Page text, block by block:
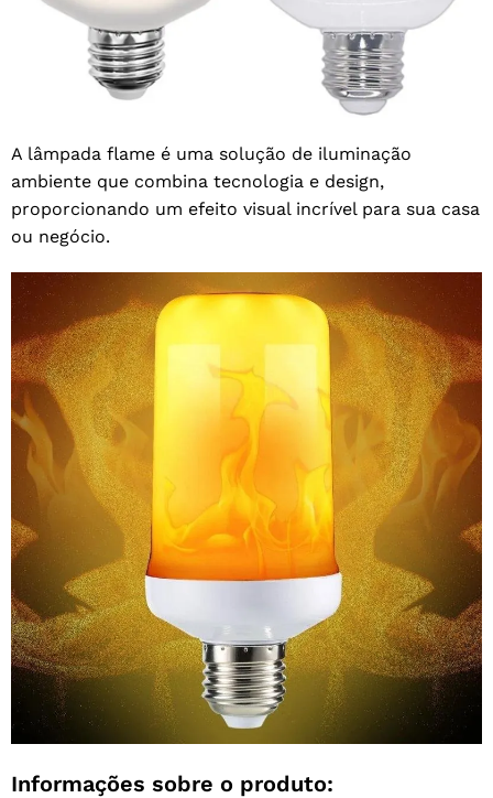
A lâmpada flame é uma solução de iluminação
ambiente que combina tecnologia e design,
proporcionando um efeito visual incrível para sua casa
ou negócio.
Informações sobre o produto: